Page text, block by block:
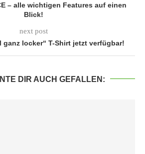
– alle wichtigen Features auf einen
Blick!
next post
ganz locker“ T-Shirt jetzt verfügbar!
DIR AUCH GEFALLEN: